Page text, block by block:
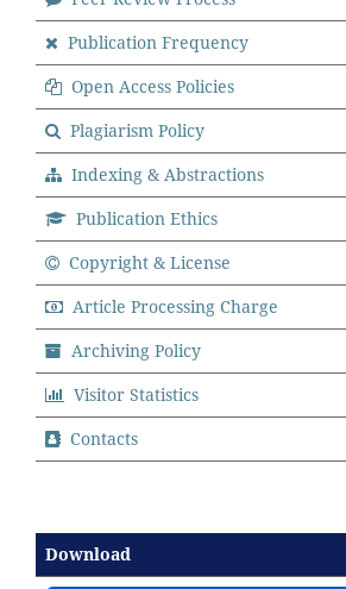
Publication Frequency
Open Access Policies
Plagiarism Policy
Indexing & Abstractions
Publication Ethics
Copyright & License
Article Processing Charge
Archiving Policy
Visitor Statistics
Contacts
Download